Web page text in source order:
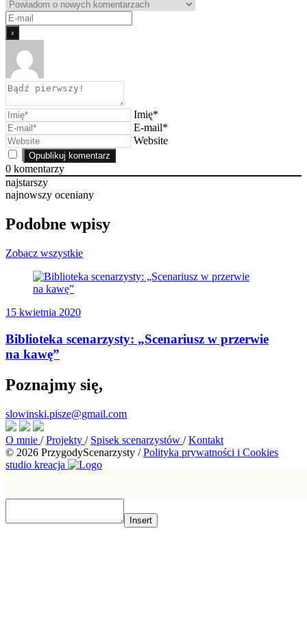
Imię*
E-mail*
Website
0 komentarzy
najstarszy
najnowszy oceniany
Podobne wpisy
Zobacz wszystkie
15 kwietnia 2020
Biblioteka scenarzysty: „Scenariusz w przerwie
na kawę”
Poznajmy się,
slowinski.pisze@gmail.com
O mnie / Projekty / Spisek scenarzystów / Kontakt
© 2026 PrzygodyScenarzysty / Polityka prywatności i Cookies
studio kreacja
Insert